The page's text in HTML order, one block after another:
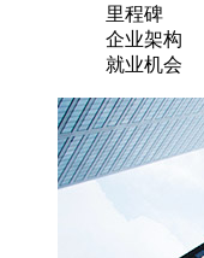
里程碑
企业架构
就业机会